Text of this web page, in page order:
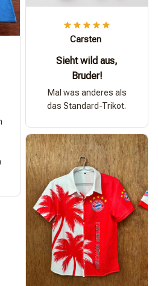
Carsten
Sieht wild aus,
Bruder!
Mal was anderes als
das Standard-Trikot.